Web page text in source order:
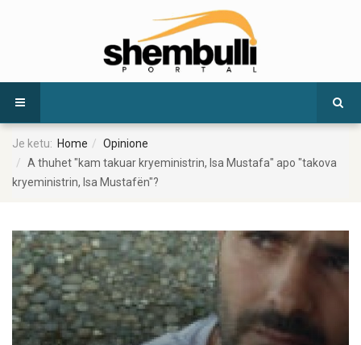
Je ketu: Home
Opinione
A thuhet "kam takuar kryeministrin, Isa Mustafa" apo "takova
kryeministrin, Isa Mustafën"?